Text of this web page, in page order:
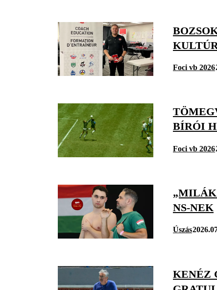
Foci vb 2026
BÍRÓI
Foci vb 2026
„MILÁK
NS-NEK
Úszás
KENÉZ